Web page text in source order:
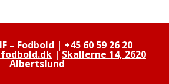
– Fodbold | +45 60 59 26 20
|Skallerne 14, 2620
Albertslund